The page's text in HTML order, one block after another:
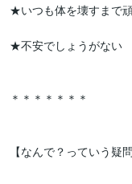
★いつも体を壊すまで
★不安でしょうがない
＊＊＊＊＊＊＊
【なんで？っていう疑